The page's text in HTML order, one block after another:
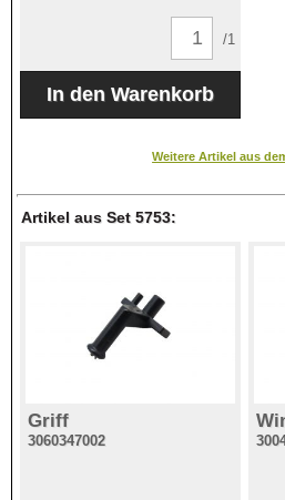
/1
Weitere Artikel aus
Artikel aus Set 5753:
Griff
3060347002